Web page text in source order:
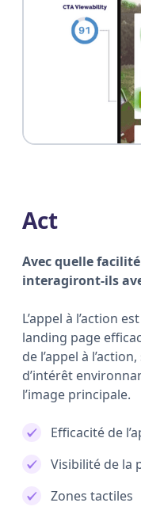
Act
Avec quelle
interagiront-ils
L’appel à l’action
landing page
de l’appel à
d’intérêt
l’image principale.
Efficacité de
Visibilité de la
Zones tactiles